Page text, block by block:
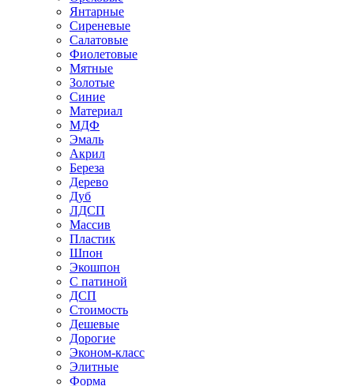
Янтарные
Сиреневые
Салатовые
Фиолетовые
Мятные
Золотые
Синие
Материал
МДФ
Эмаль
Акрил
Береза
Дерево
Дуб
ЛДСП
Массив
Пластик
Шпон
Экошпон
С патиной
ДСП
Стоимость
Дешевые
Дорогие
Эконом-класс
Элитные
Форма